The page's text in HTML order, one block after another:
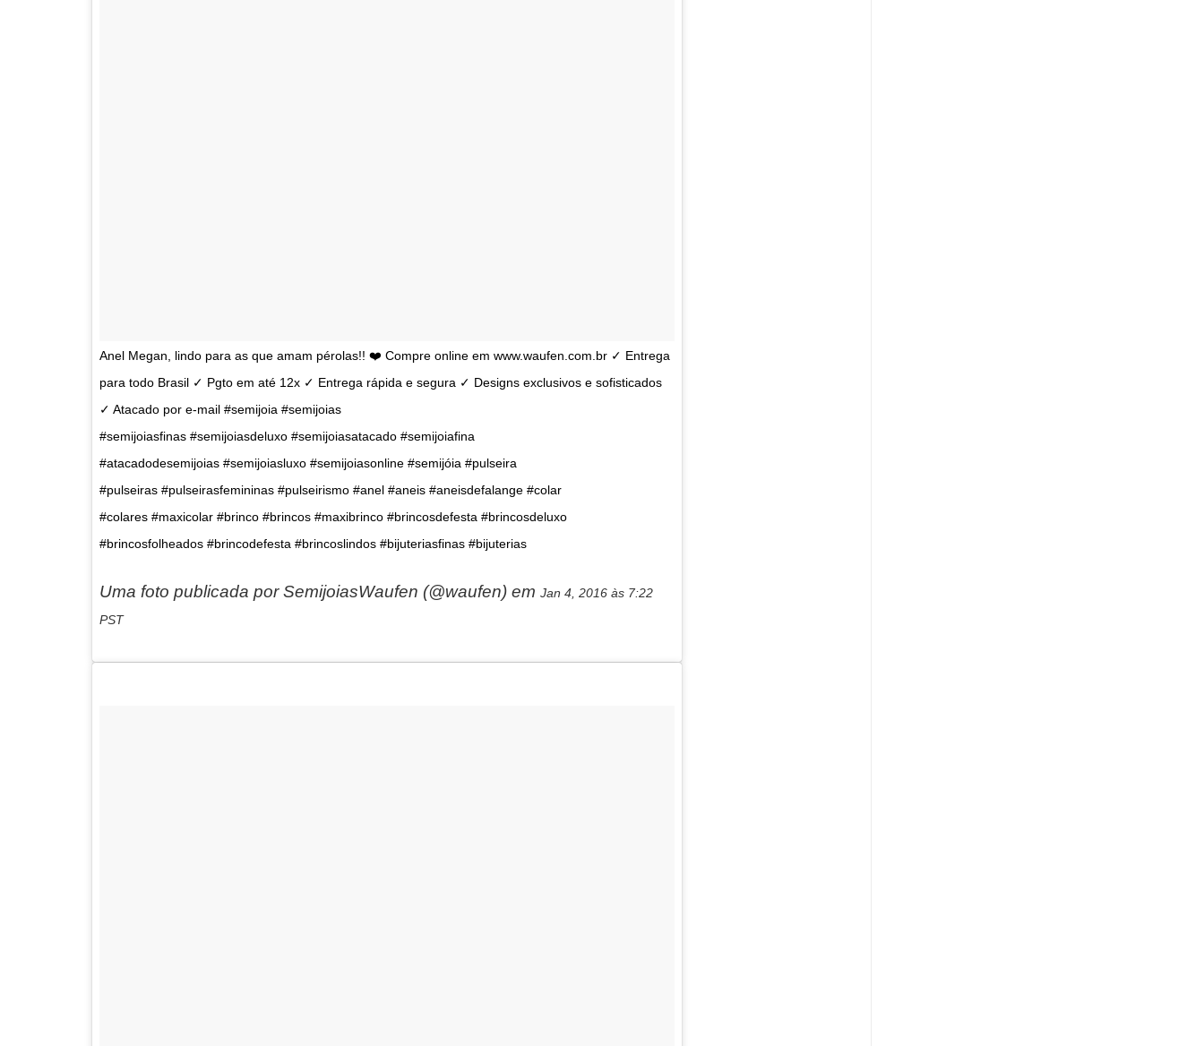
Anel Megan, lindo para as que amam pérolas!! ❤️ Compre online em www.waufen.com.br ✓ Entrega
para todo Brasil ✓ Pgto em até 12x ✓ Entrega rápida e segura ✓ Designs exclusivos e sofisticados
✓ Atacado por e-mail #semijoia #semijoias
#semijoiasfinas #semijoiasdeluxo #semijoiasatacado #semijoiafina
#atacadodesemijoias #semijoiasluxo #semijoiasonline #semijóia #pulseira
#pulseiras #pulseirasfemininas #pulseirismo #anel #aneis #aneisdefalange #colar
#colares #maxicolar #brinco #brincos #maxibrinco #brincosdefesta #brincosdeluxo
#brincosfolheados #brincodefesta #brincoslindos #bijuteriasfinas #bijuterias
Uma foto publicada por SemijoiasWaufen (@waufen) em Jan 4, 2016 às 7:22
PST